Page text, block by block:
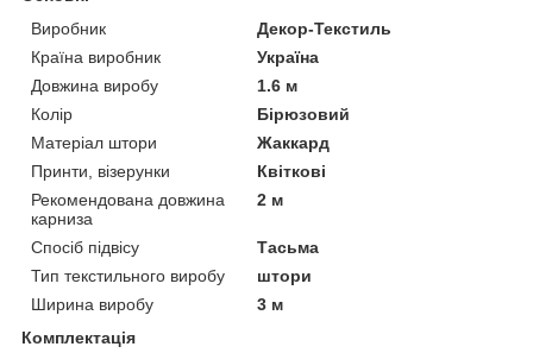
Виробник
Декор-Текстиль
Країна виробник
Україна
Довжина виробу
1.6 м
Колір
Бірюзовий
Матеріал штори
Жаккард
Принти, візерунки
Квіткові
Рекомендована довжина
карниза
2 м
Спосіб підвісу
Тасьма
Тип текстильного виробу
штори
Ширина виробу
3 м
Комплектація